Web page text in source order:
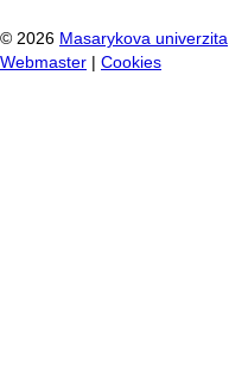
© 2026 Masarykova univerzita
Webmaster
Cookies